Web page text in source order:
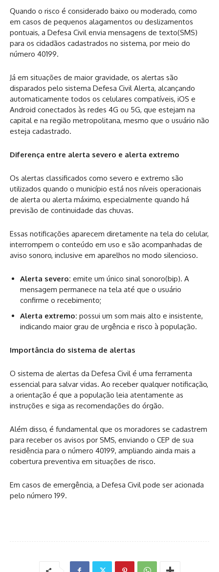
Quando o risco é considerado baixo ou moderado, como
em casos de pequenos alagamentos ou deslizamentos
pontuais, a Defesa Civil envia mensagens de texto(SMS)
para os cidadãos cadastrados no sistema, por meio do
número 40199.
Já em situações de maior gravidade, os alertas são
disparados pelo sistema Defesa Civil Alerta, alcançando
automaticamente todos os celulares compatíveis, iOS e
Android conectados às redes 4G ou 5G, que estejam na
capital e na região metropolitana, mesmo que o usuário não
esteja cadastrado.
Diferença entre alerta severo e alerta extremo
Os alertas classificados como severo e extremo são
utilizados quando o município está nos níveis operacionais
de alerta ou alerta máximo, especialmente quando há
previsão de continuidade das chuvas.
Essas notificações aparecem diretamente na tela do celular,
interrompem o conteúdo em uso e são acompanhadas de
aviso sonoro, inclusive em aparelhos no modo silencioso.
Alerta severo: emite um único sinal sonoro(bip). A
mensagem permanece na tela até que o usuário
confirme o recebimento;
Alerta extremo: possui um som mais alto e insistente,
indicando maior grau de urgência e risco à população.
Importância do sistema de alertas
O sistema de alertas da Defesa Civil é uma ferramenta
essencial para salvar vidas. Ao receber qualquer notificação,
a orientação é que a população leia atentamente as
instruções e siga as recomendações do órgão.
Além disso, é fundamental que os moradores se cadastrem
para receber os avisos por SMS, enviando o CEP de sua
residência para o número 40199, ampliando ainda mais a
cobertura preventiva em situações de risco.
Em casos de emergência, a Defesa Civil pode ser acionada
pelo número 199.